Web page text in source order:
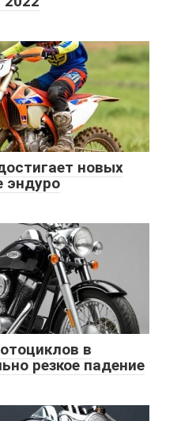
новых
эндуро
в
резкое падение